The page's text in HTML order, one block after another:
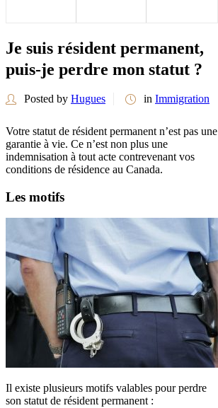
Je suis résident permanent,
puis-je perdre mon statut ?
Posted by Hugues in Immigration
Votre statut de résident permanent n’est pas une
garantie à vie. Ce n’est non plus une
indemnisation à tout acte contrevenant vos
conditions de résidence au Canada.
Les motifs
Il existe plusieurs motifs valables pour perdre
son statut de résident permanent :